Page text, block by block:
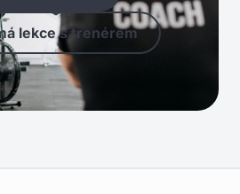
lekce s trenérem